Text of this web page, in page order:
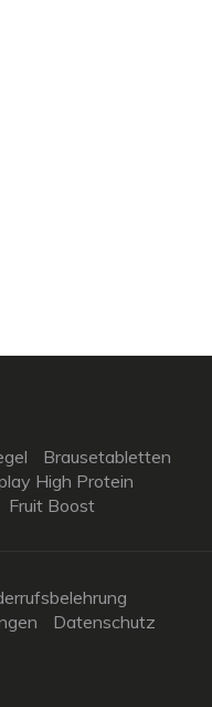
Brausetabletten
High Protein
Fruit Boost
Datenschutz